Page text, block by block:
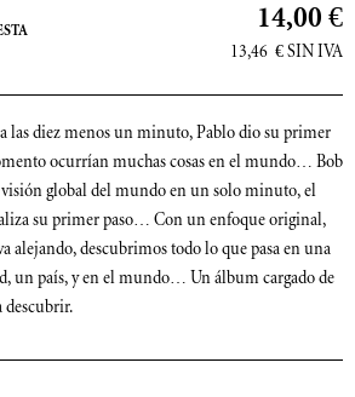
14,00 €
13,46 € SIN IVA
las diez menos un minuto, Pablo dio su primer
ocurrían muchas cosas en el mundo… Bob
global del mundo en un solo minuto, el
su primer paso… Con un enfoque original,
alejando, descubrimos todo lo que pasa en una
un país, y en el mundo… Un álbum cargado de
descubrir.